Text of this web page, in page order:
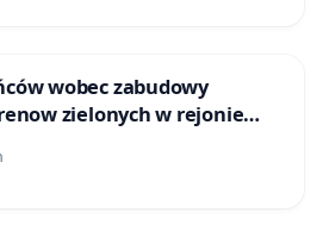
wobec zabudowy
zielonych w rejonie
w Bielsku-Białej